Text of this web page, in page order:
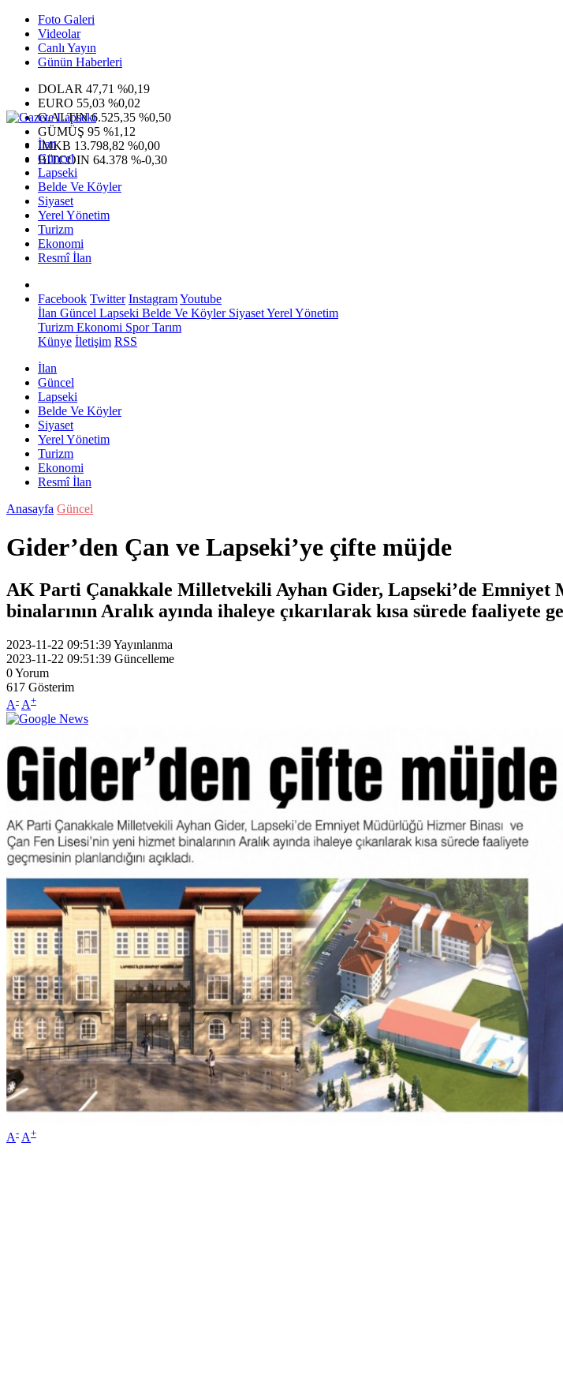
Foto Galeri
Videolar
Canlı Yayın
Günün Haberleri
DOLAR 47,71 %0,19
EURO 55,03 %0,02
G.ALTIN6.525,35 %0,50
GÜMÜŞ 95 %1,12
IMKB 13.798,82 %0,00
BITCOIN 64.378 %-0,30
İlan
Güncel
Lapseki
Belde Ve Köyler
Siyaset
Yerel Yönetim
Turizm
Ekonomi
Resmî İlan
Facebook Twitter InstagramYoutube
İlan Güncel Lapseki Belde Ve KöylerSiyasetYerel Yönetim
Turizm Ekonomi SporTarım
Künye İletişim RSS
İlan
Güncel
Lapseki
Belde Ve Köyler
Siyaset
Yerel Yönetim
Turizm
Ekonomi
Resmî İlan
Anasayfa Güncel
Gider’den Çan ve Lapseki’ye çifte müjde
AK Parti Çanakkale Milletvekili Ayhan Gider, Lapseki’de Emniyet
binalarının Aralık ayında ihaleye çıkarılarak kısa sürede faaliyete
2023-11-22 09:51:39Yayınlanma
2023-11-22 09:51:39 Güncelleme
0Yorum
617 Gösterim
A- A+
A- A+